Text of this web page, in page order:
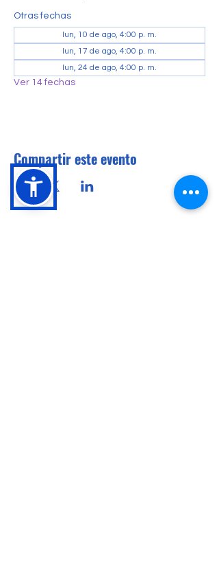
Otras fechas
lun, 10 de ago, 4:00 p. m.
lun, 17 de ago, 4:00 p. m.
lun, 24 de ago, 4:00 p. m.
Ver 14 fechas
Compartir este evento